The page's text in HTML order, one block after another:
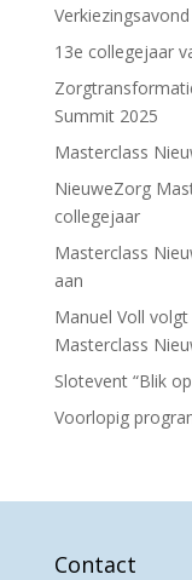
Verkiezingsavond
13e collegejaar
Summit 2025
Masterclass
NieuweZorg
collegejaar
Masterclass
aan
Manuel Voll
Masterclass
Slotevent “Blik
Voorlopig
Contact